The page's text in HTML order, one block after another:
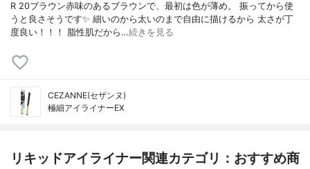
R 20ブラウン赤味のあるブラウンで、最初は色が薄め。 振ってから使
うと良さそうです✨ 細いのから太いのまで自由に描けるから 太さが丁
度良い！！！ 脂性肌だから…続きを見る
CEZANNE(セザンヌ)
極細アイライナーEX
リキッドアイライナー関連カテゴリ：おすすめ商